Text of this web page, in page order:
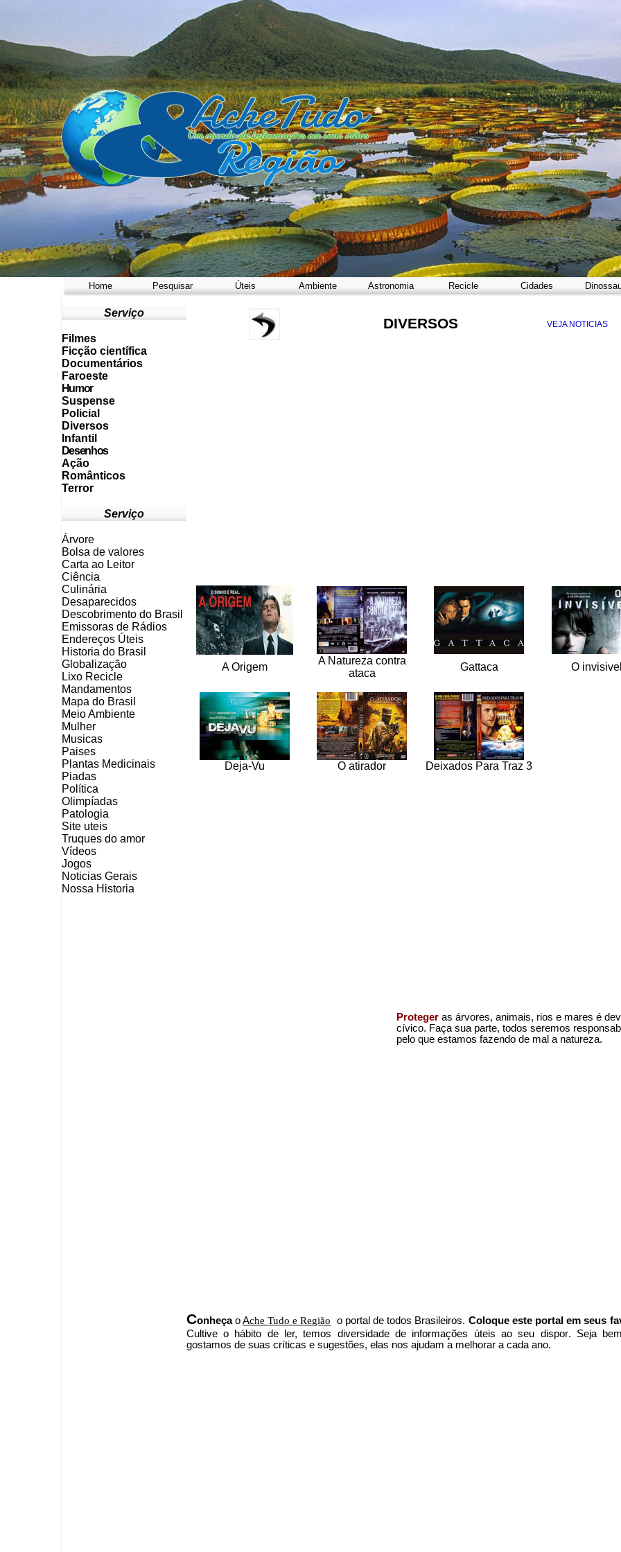
Home Pesquisar Úteis Ambiente Astronomia Recicle Cidades
Serviço
Filmes
Ficção científica
Documentários
Faroeste
Humor
Suspense
Policial
Diversos
Infantil
Desenhos
Ação
Românticos
Terror
Serviço
Árvore
Bolsa de valores
Carta ao Leitor
Ciência
Culinária
Desaparecidos
Descobrimento do Brasil
Emissoras de Rádios
Endereços Úteis
Historia do Brasil
Globalização
Lixo Recicle
Mandamentos
Mapa do Brasil
Meio Ambiente
Mulher
Musicas
Paises
Plantas Medicinais
Piadas
Política
Olimpíadas
Patologia
Site uteis
Truques do amor
Vídeos
Jogos
Noticias Gerais
Nossa Historia
DIVERSOS VEJA NOTICIAS
A Origem
A Natureza contra
ataca
Gattaca O
Deja-Vu O atirador Deixados Para Traz 3
Protegeras árvores, animais, rios e mares é
cívico. Faça sua parte, todos seremos
pelo que estamos fazendo de mal a natureza.
ConheçaoAche Tudo e Região o portalde todos Brasileiros. Coloque este portal em seus
Cultive o hábito de ler, temos diversidade de informações úteis ao seu dispor. Seja b
gostamos de suas críticas e sugestões, elas nos ajudam a melhorar a cada ano.